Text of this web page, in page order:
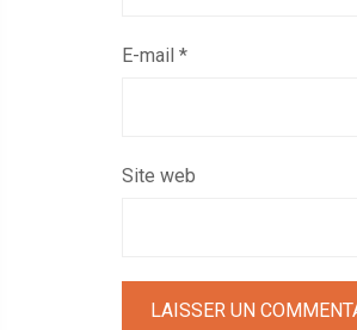
E-mail *
Site web